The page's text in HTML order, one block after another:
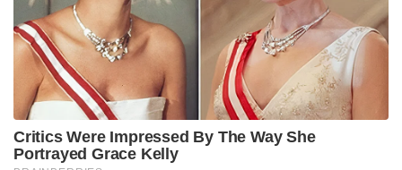
സിനിമകളെപറ്റിയും സംസാരിച്ചിരുന്നു എന്നതും
സത്യമാണ്. ഈ പോസ്റ്ററിൽ ഉള്ളവരി ഞാൻ
പറഞ്ഞതും സത്യമാണ്. പക്ഷേ, ഇത്തരം ഒരു പോസ്റ്റർ
ഇറക്കാനുള്ള ഉദ്ദേശത്തോടെയാണ് അവർ ആ
ചോദ്യങ്ങൾ ചോദിച്ചതെന്ന കാര്യം അറിയില്ലായിരുന്നു.
താങ്കളെ അടിക്കാൻ പാകത്തിലൊരു വടിയായി ഞാൻ
മാറിയതിൽ ഖേദിക്കുന്നു. നിരുപാധികം മാപ്പ്